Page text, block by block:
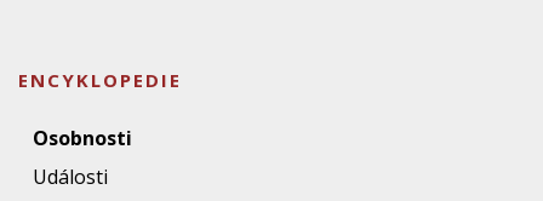
ENCYKLOPEDIE
Osobnosti
Události